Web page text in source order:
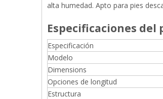
alta humedad. Apto para pies
Especificaciones del
Especificación
Modelo
Dimensions
Opciones de longitud
Estructura